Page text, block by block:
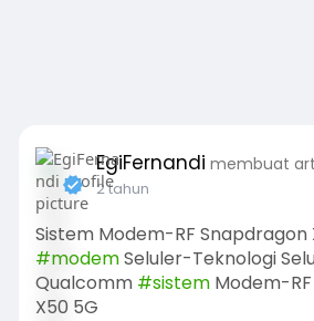
EgiFernandi membuat
2 tahun
Sistem Modem-RF Snapdragon
#modemSeluler-Teknologi
Qualcomm #sistemModem-
X50 5G